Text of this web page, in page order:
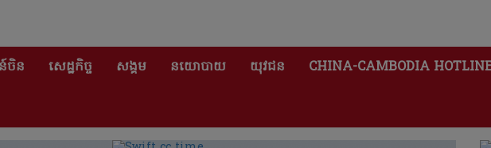
ចិន សេដ្ឋកិច្ច សង្គម នយោបាយ យុវជន CHINA-CAMBODIA